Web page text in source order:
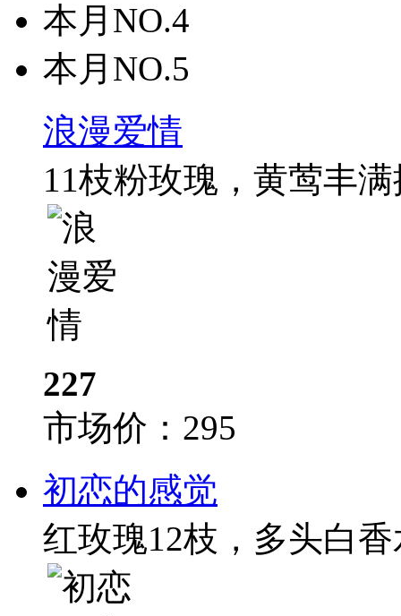
本月NO.4
本月NO.5
浪漫爱情
11枝粉玫瑰，黄莺丰
227
市场价： 295
初恋的感觉
红玫瑰12枝，多头白